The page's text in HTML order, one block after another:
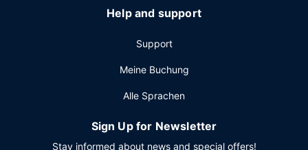
Veranstaltungsräumlichkeiten zählen Konferenzfläche und
8 Tagungsräume. Vor Ort gibt es Folgendes: Parken ohne
Help and support
Support
Meine Buchung
Alle Sprachen
Sign Up for Newsletter
Stay informed about news and special offers!